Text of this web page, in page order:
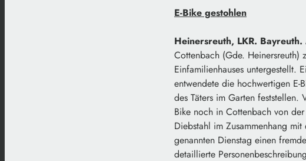
E-Bike gestohlen
Heinersreuth, LKR. Bayreuth.
Cottenbach (Gde. Heinersreuth)
Einfamilienhauses untergestellt.
entwendete die hochwertigen E-
des Täters im Garten feststellen.
Bike noch in Cottenbach von
Diebstahl im Zusammenhang
genannten Dienstag einen
detaillierte